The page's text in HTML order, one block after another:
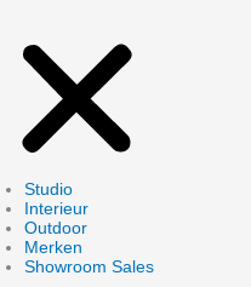
Studio
Interieur
Outdoor
Merken
Showroom Sales